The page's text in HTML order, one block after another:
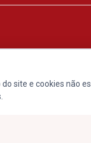
em Primeiro Lugar
site e cookies não